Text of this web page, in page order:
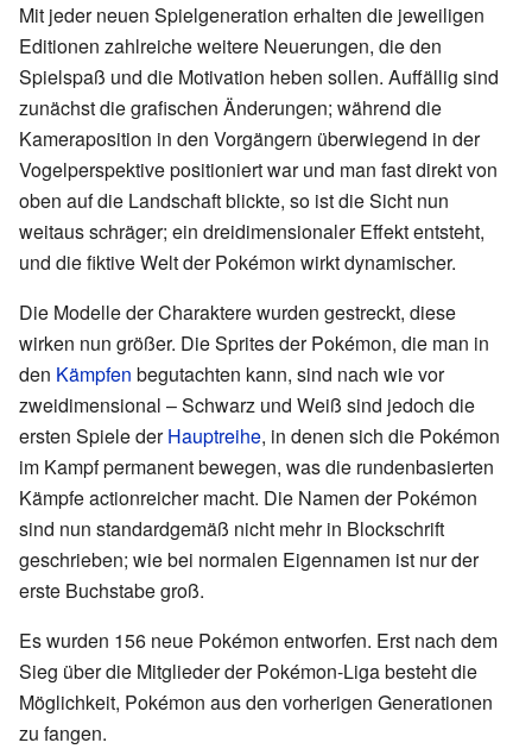
Mit jeder neuen Spielgeneration erhalten die jeweiligen
Editionen zahlreiche weitere Neuerungen, die den
Spielspaß und die Motivation heben sollen. Auffällig sind
zunächst die grafischen Änderungen; während die
Kameraposition in den Vorgängern überwiegend in der
Vogelperspektive positioniert war und man fast direkt von
oben auf die Landschaft blickte, so ist die Sicht nun
weitaus schräger; ein dreidimensionaler Effekt entsteht,
und die fiktive Welt der Pokémon wirkt dynamischer.
Die Modelle der Charaktere wurden gestreckt, diese
wirken nun größer. Die Sprites der Pokémon, die man in
den Kämpfen begutachten kann, sind nach wie vor
zweidimensional – Schwarz und Weiß sind jedoch die
ersten Spiele derHauptreihe, in denen sich die Pokémon
im Kampf permanent bewegen, was die rundenbasierten
Kämpfe actionreicher macht. Die Namen der Pokémon
sind nun standardgemäß nicht mehr in Blockschrift
geschrieben; wie bei normalen Eigennamen ist nur der
erste Buchstabe groß.
Es wurden 156 neue Pokémon entworfen. Erst nach dem
Sieg über die Mitglieder der Pokémon-Liga besteht die
Möglichkeit, Pokémon aus den vorherigen Generationen
zu fangen.